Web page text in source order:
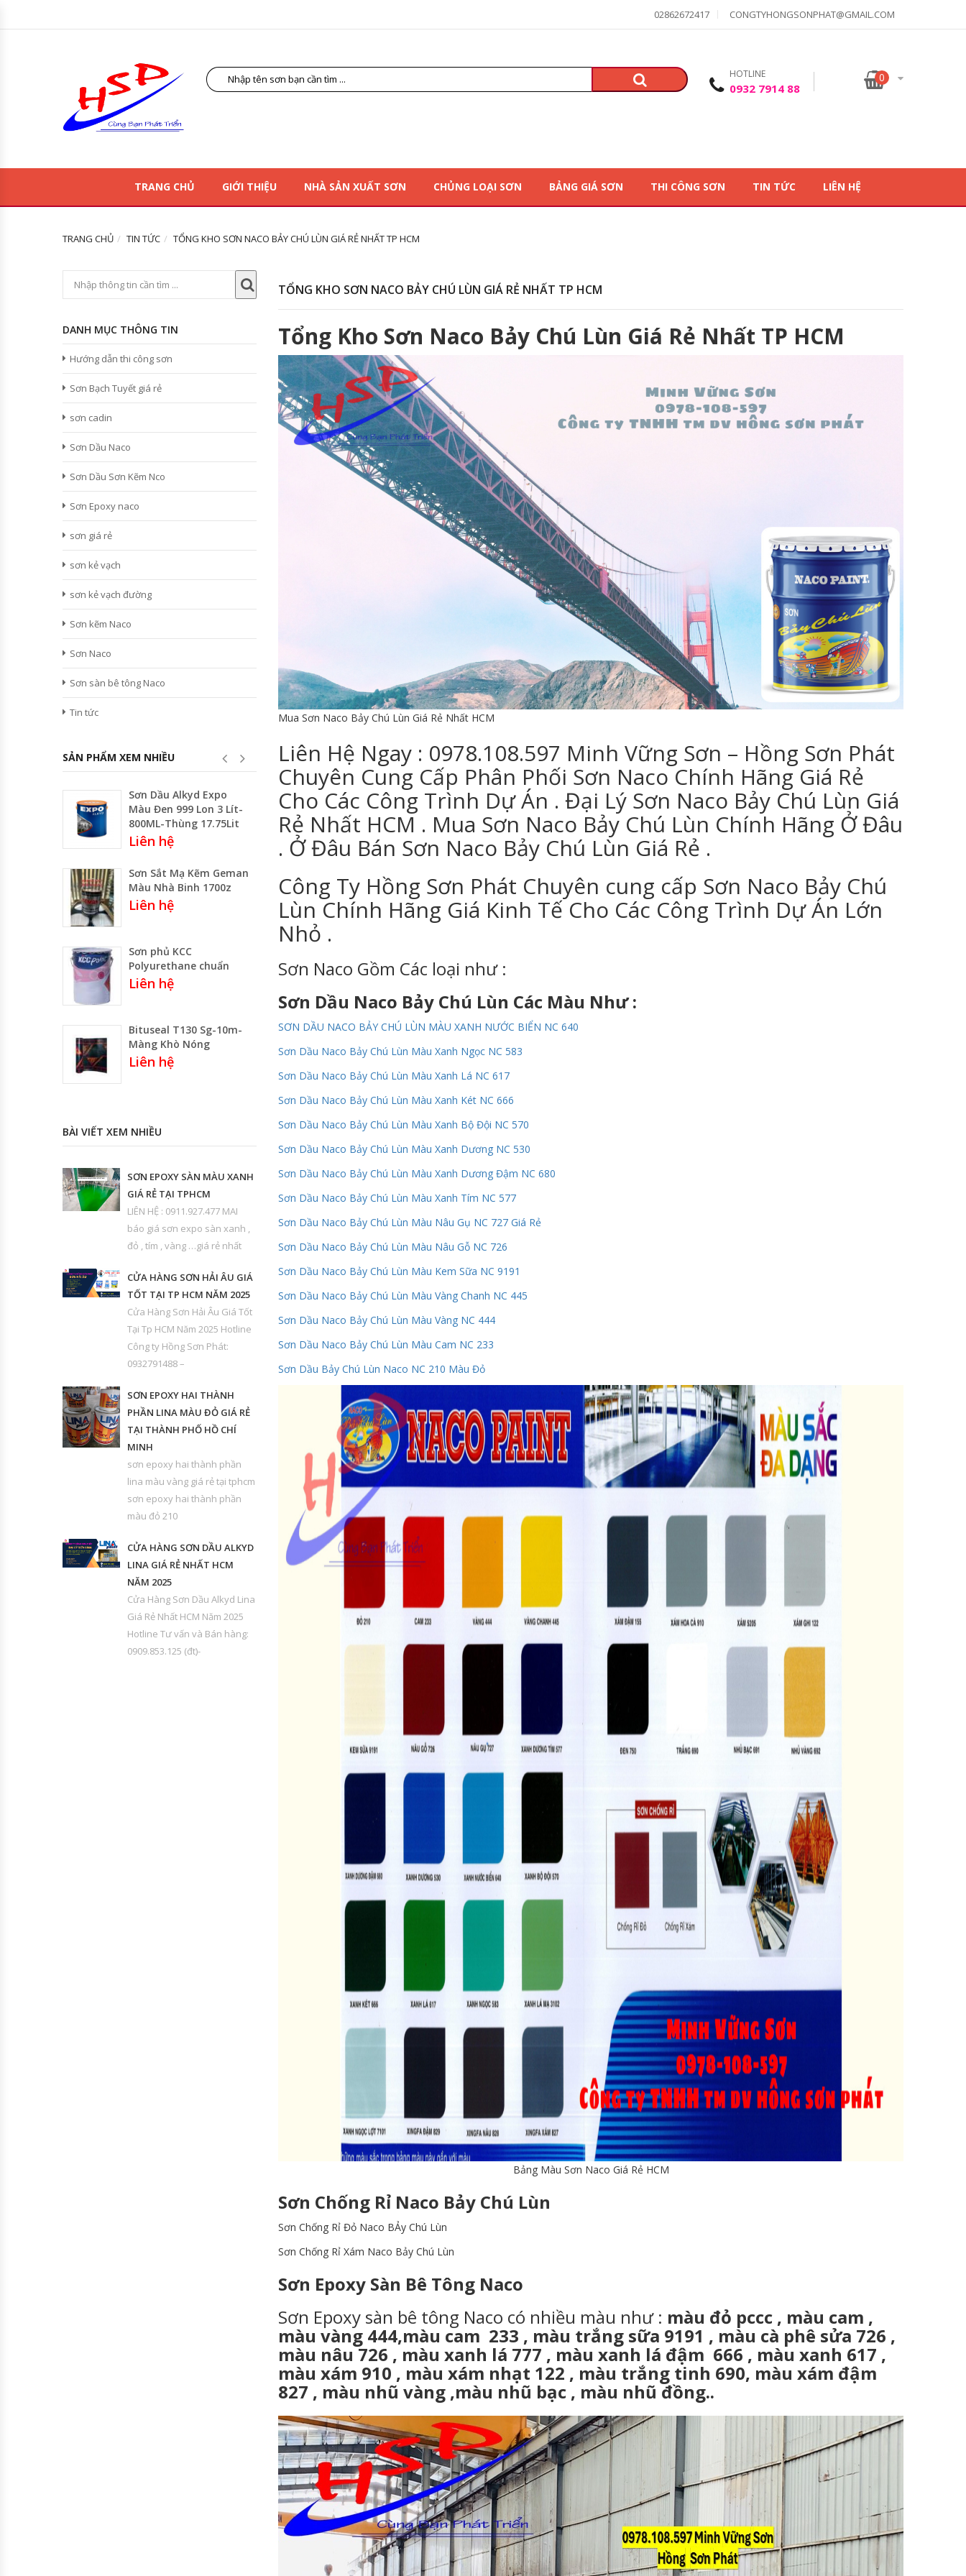
02862672417 CONGTYHONGSONPHAT@GMAIL.COM
HOTLINE
0932 7914 88
0
TRANG CHỦ GIỚI THIỆU NHÀ SẢN XUẤT SƠN CHỦNG LOẠI SƠN BẢNG GIÁ SƠN THI CÔNG SƠN TIN TỨC LIÊN HỆ
TRANG CHỦ TIN TỨC TỔNG KHO SƠN NACO BẢY CHÚ LÙN GIÁ RẺ NHẤT TP HCM
TỔNG KHO SƠN NACO BẢY CHÚ LÙN GIÁ RẺ NHẤT TP HCM
Tổng Kho Sơn Naco Bảy Chú Lùn Giá Rẻ Nhất TP HCM
Mua Sơn Naco Bảy Chú Lùn Giá Rẻ Nhất HCM
Liên Hệ Ngay : 0978.108.597 Minh Vững Sơn – Hồng Sơn Phát
Chuyên Cung Cấp Phân Phối Sơn Naco Chính Hãng Giá Rẻ
Cho Các Công Trình Dự Án . Đại Lý Sơn Naco Bảy Chú Lùn Giá
Rẻ Nhất HCM . Mua Sơn Naco Bảy Chú Lùn Chính Hãng Ở Đâu
. Ở Đâu Bán Sơn Naco Bảy Chú Lùn Giá Rẻ .
Công Ty Hồng Sơn Phát Chuyên cung cấp Sơn Naco Bảy Chú
Lùn Chính Hãng Giá Kinh Tế Cho Các Công Trình Dự Án Lớn
Nhỏ .
Sơn Naco Gồm Các loại như :
Sơn Dầu Naco Bảy Chú Lùn Các Màu Như :
SƠN DẦU NACO BẢY CHÚ LÙN MÀU XANH NƯỚC BIỂN NC 640
Sơn Dầu Naco Bảy Chú Lùn Màu Xanh Ngọc NC 583
Sơn Dầu Naco Bảy Chú Lùn Màu Xanh Lá NC 617
Sơn Dầu Naco Bảy Chú Lùn Màu Xanh Két NC 666
Sơn Dầu Naco Bảy Chú Lùn Màu Xanh Bộ Đội NC 570
Sơn Dầu Naco Bảy Chú Lùn Màu Xanh Dương NC 530
Sơn Dầu Naco Bảy Chú Lùn Màu Xanh Dương Đậm NC 680
Sơn Dầu Naco Bảy Chú Lùn Màu Xanh Tím NC 577
Sơn Dầu Naco Bảy Chú Lùn Màu Nâu Gụ NC 727 Giá Rẻ
Sơn Dầu Naco Bảy Chú Lùn Màu Nâu Gỗ NC 726
Sơn Dầu Naco Bảy Chú Lùn Màu Kem Sữa NC 9191
Sơn Dầu Naco Bảy Chú Lùn Màu Vàng Chanh NC 445
Sơn Dầu Naco Bảy Chú Lùn Màu Vàng NC 444
Sơn Dầu Naco Bảy Chú Lùn Màu Cam NC 233
Sơn Dầu Bảy Chú Lùn Naco NC 210 Màu Đỏ
Bảng Màu Sơn Naco Giá Rẻ HCM
Sơn Chống Rỉ Naco Bảy Chú Lùn
Sơn Chống Rỉ Đỏ Naco BẢy Chú Lùn
Sơn Chống Rỉ Xám Naco Bảy Chú Lùn
Sơn Epoxy Sàn Bê Tông Naco
Sơn Epoxy sàn bê tông Naco có nhiều màu như : màu đỏ pccc , màu cam ,
màu vàng 444,màu cam 233 , màu trắng sữa 9191 , màu cà phê sửa 726 ,
màu nâu 726 , màu xanh lá 777 , màu xanh lá đậm 666 , màu xanh 617 ,
màu xám 910 , màu xám nhạt 122 , màu trắng tinh 690, màu xám đậm
827 , màu nhũ vàng ,màu nhũ bạc , màu nhũ đồng..
DANH MỤC THÔNG TIN
Hướng dẫn thi công sơn
Sơn Bạch Tuyết giá rẻ
sơn cadin
Sơn Dầu Naco
Sơn Dầu Sơn Kẽm Nco
Sơn Epoxy naco
sơn giá rẻ
sơn kẻ vạch
sơn kẻ vạch đường
Sơn kẽm Naco
Sơn Naco
Sơn sàn bê tông Naco
Tin tức
SẢN PHẨM XEM NHIỀU
Sơn Dầu Alkyd Expo
Màu Đen 999 Lon 3 Lít-
800ML-Thùng 17.75Lit
Liên hệ
Sơn Sắt Mạ Kẽm Geman
Màu Nhà Binh 1700z
Liên hệ
Sơn phủ KCC
Polyurethane chuẩn
Liên hệ
Bituseal T130 Sg-10m-
Màng Khò Nóng
Liên hệ
BÀI VIẾT XEM NHIỀU
SƠN EPOXY SÀN MÀU XANH
GIÁ RẺ TẠI TPHCM
LIÊN HỆ : 0911.927.477 MAI
báo giá sơn expo sàn xanh ,
đỏ , tím , vàng …giá rẻ nhất
CỬA HÀNG SƠN HẢI ÂU GIÁ
TỐT TẠI TP HCM NĂM 2025
Cửa Hàng Sơn Hải Âu Giá Tốt
Tại Tp HCM Năm 2025 Hotline
Công ty Hồng Sơn Phát:
0932791488 –
SƠN EPOXY HAI THÀNH
PHẦN LINA MÀU ĐỎ GIÁ RẺ
TẠI THÀNH PHỐ HỒ CHÍ
MINH
sơn epoxy hai thành phần
lina màu vàng giá rẻ tại tphcm
sơn epoxy hai thành phần
màu đỏ 210
CỬA HÀNG SƠN DẦU ALKYD
LINA GIÁ RẺ NHẤT HCM
NĂM 2025
Cửa Hàng Sơn Dầu Alkyd Lina
Giá Rẻ Nhất HCM Năm 2025
Hotline Tư vấn và Bán hàng:
0909.853.125 (đt)-